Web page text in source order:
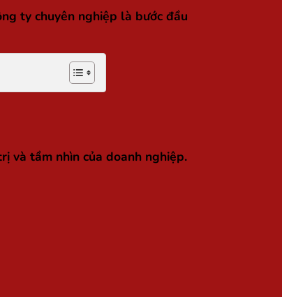
ty chuyên nghiệp là bước đầu
và tầm nhìn của doanh nghiệp.